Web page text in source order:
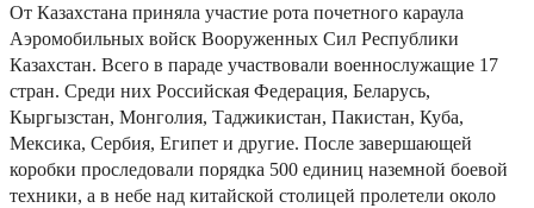
От Казахстана приняла участие рота почетного караула
Аэромобильных войск Вооруженных Сил Республики
Казахстан. Всего в параде участвовали военнослужащие 17
стран. Среди них Российская Федерация, Беларусь,
Кыргызстан, Монголия, Таджикистан, Пакистан, Куба,
Мексика, Сербия, Египет и другие. После завершающей
коробки проследовали порядка 500 единиц наземной боевой
техники, а в небе над китайской столицей пролетели около